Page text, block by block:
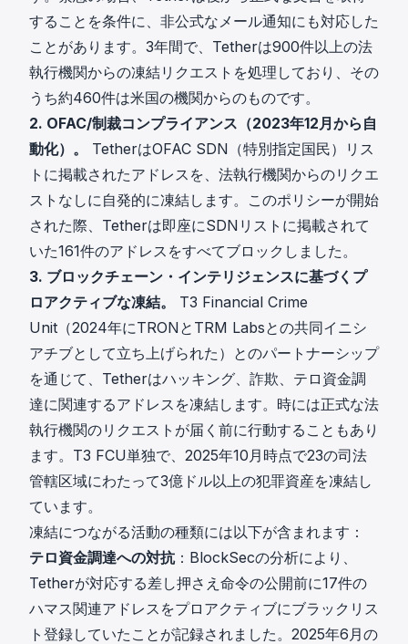
することを条件に、非公式なメール通知にも対応した
ことがあります。3年間で、Tetherは900件以上の法
執行機関からの凍結リクエスト を処理しており、その
うち約460件は米国の機関からのものです。
2. OFAC/制裁コンプライアンス（2023年12月から自
動化）。
TetherはOFAC SDN （特別指定国民）リス
トに掲載されたアドレスを、法執行機関からのリクエ
ストなしに自発的に凍結します。このポリシーが開始
された際、Tetherは即座にSDNリストに掲載されて
いた161件のアドレスをすべてブロックしました。
3. ブロックチェーン・インテリジェンスに基づくプ
ロアクティブな凍結。
T3 Financial Crime
Unit （2024年にTRONとTRM Labsとの共同イニシ
アチブとして立ち上げられた）とのパートナーシップ
を通じて、Tetherはハッキング、詐欺、テロ資金調
達に関連するアドレスを凍結します。時には正式な法
執行機関のリクエストが届く前に行動することもあり
ます。T3 FCU単独で、2025年10月時点で23の司法
管轄区域にわたって3億ドル以上の犯罪資産を凍結し
ています。
凍結につながる活動の種類には以下が含まれます：
テロ資金調達への対抗： BlockSecの分析により、
Tetherが対応する差し押さえ命令の公開前に17件の
ハマス関連アドレスをプロアクティブにブラックリス
ト登録していたことが記録されました。2025年6月の